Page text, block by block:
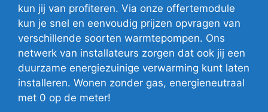
kun jij van profiteren. Via onze offertemodule
kun je snel en eenvoudig prijzen opvragen van
verschillende soorten warmtepompen. Ons
netwerk van installateurs zorgen dat ook jij een
duurzame energiezuinige verwarming kunt laten
installeren. Wonen zonder gas, energieneutraal
met 0 op de meter!